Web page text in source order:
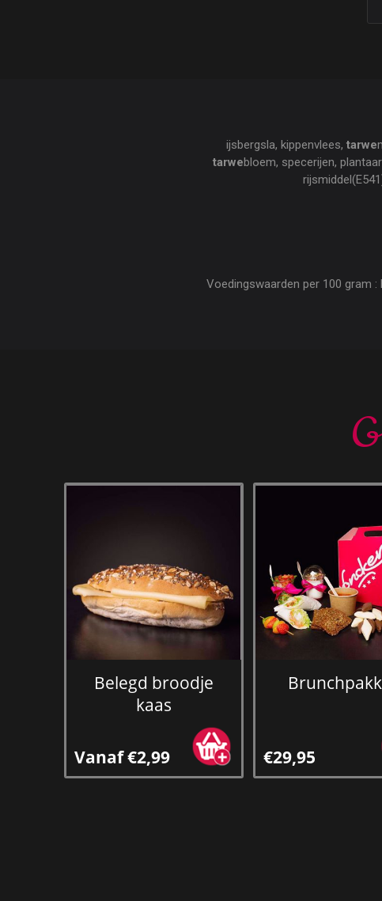
ijsbergsla, kippenvlees, tarwe
tarwebloem, specerijen,
Voedingswaarden per 100 gram :
Belegd broodje
kaas
Vanaf €2,99 €29,95